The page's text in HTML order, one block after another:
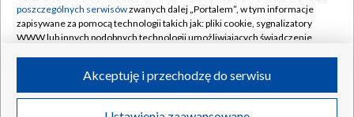
Rada Programowa
System NOS
Informacje o nadawcy
Program dla prasy
Kontakt
Kanały
©2026 Telewizja Polska S.A. w likwidacji
poszczególnych serwisówzwanych dalej „Portalem”, w tym informacje
zapisywane za pomocą technologii takich jak: pliki cookie, sygnalizatory
WWW lub innych podobnych technologii umożliwiających świadczenie
ruchu w Internecie.
Twoje dane osobowe zbierane podczas odwiedzania przez Ciebie
Akceptuję i przechodzę do serwisu